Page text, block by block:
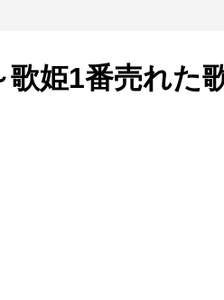
歌姫1番売れた